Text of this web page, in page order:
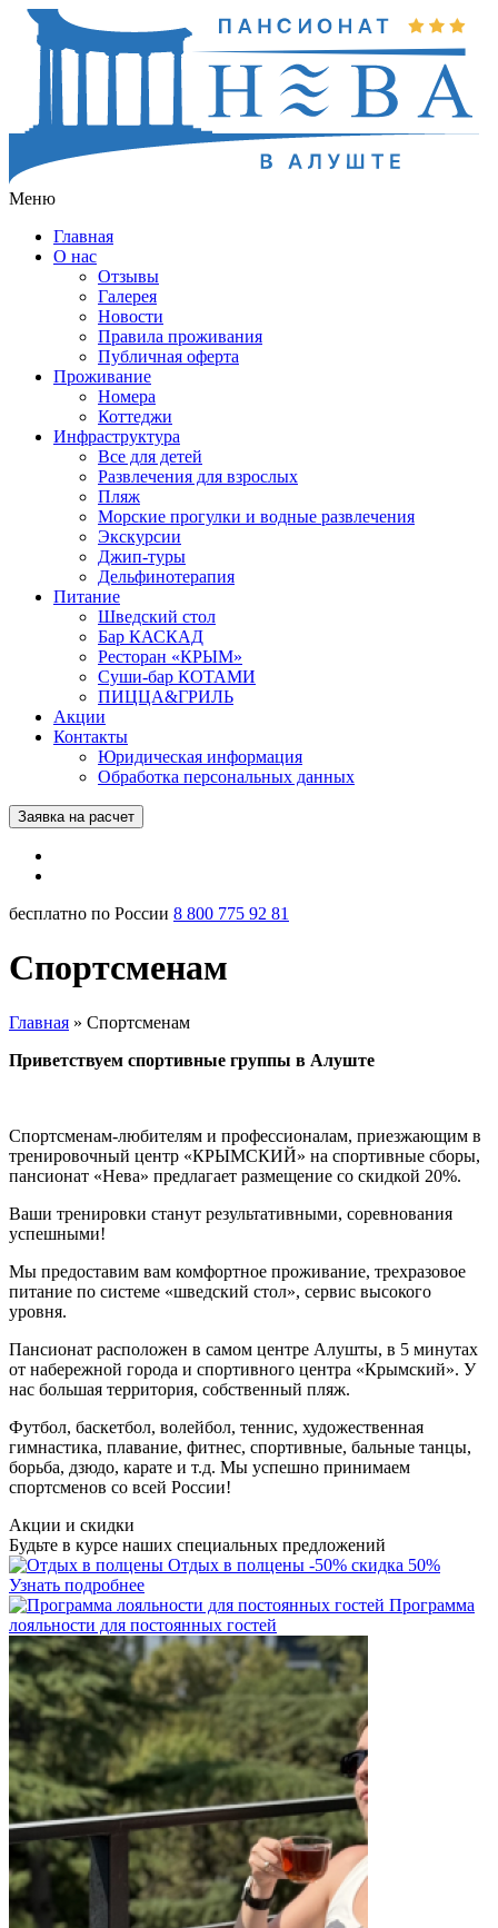
Меню
Главная
О нас
Отзывы
Галерея
Новости
Правила проживания
Публичная оферта
Проживание
Номера
Коттеджи
Инфраструктура
Все для детей
Развлечения для взрослых
Пляж
Морские прогулки и водные развлечения
Экскурсии
Джип-туры
Дельфинотерапия
Питание
Шведский стол
Бар КАСКАД
Ресторан «КРЫМ»
Суши-бар КОТАМИ
ПИЦЦА&ГРИЛЬ
Акции
Контакты
Юридическая информация
Обработка персональных данных
Заявка на расчет
бесплатно по России 8 800 775 92 81
Спортсменам
Главная » Спортсменам
Приветствуем спортивные группы в Алуште
Спортсменам-любителям и профессионалам, приезжающим в
тренировочный центр «КРЫМСКИЙ» на спортивные сборы,
пансионат «Нева» предлагает размещение со скидкой 20%.
Ваши тренировки станут результативными, соревнования
успешными!
Мы предоставим вам комфортное проживание, трехразовое
питание по системе «шведский стол», сервис высокого
уровня.
Пансионат расположен в самом центре Алушты, в 5 минутах
от набережной города и спортивного центра «Крымский». У
нас большая территория, собственный пляж.
Футбол, баскетбол, волейбол, теннис, художественная
гимнастика, плавание, фитнес, спортивные, бальные танцы,
борьба, дзюдо, карате и т.д. Мы успешно принимаем
спортсменов со всей России!
Акции и скидки
Будьте в курсе наших специальных предложений
Отдых в полцены -50% скидка 50%
Узнать подробнее
Программа
лояльности для постоянных гостей